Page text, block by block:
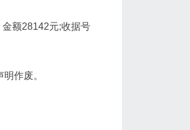
额28142元;收据号
作废。